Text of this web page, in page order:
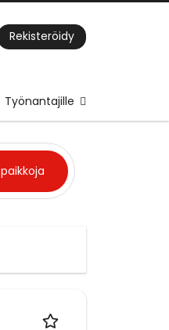
Rekisteröidy
Työnantajille